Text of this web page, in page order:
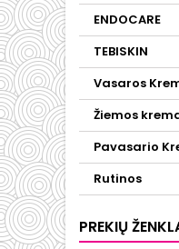
ENDOCARE
TEBISKIN
Vasaros
Žiemos
Pavasario
Rutinos
PREKIŲ